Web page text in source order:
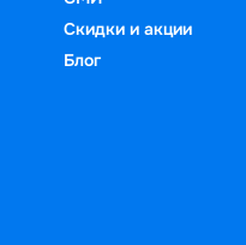
Скидки и акции
Блог